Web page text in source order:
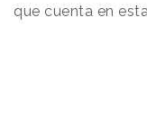
que cuenta en